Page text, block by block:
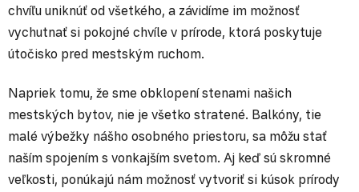
chvíľu uniknúť od všetkého, a závidíme im možnosť
vychutnať si pokojné chvíle v prírode, ktorá poskytuje
útočisko pred mestským ruchom.
Napriek tomu, že sme obklopení stenami našich
mestských bytov, nie je všetko stratené. Balkóny, tie
malé výbežky nášho osobného priestoru, sa môžu stať
naším spojením s vonkajším svetom. Aj keď sú skromné
veľkosti, ponúkajú nám možnosť vytvoriť si kúsok prírody